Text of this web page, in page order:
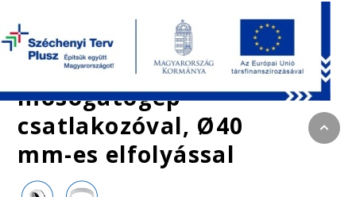
mosogatószifon,
túlfolyóval, két
leeresztőszeleppel,
mosogatógép
csatlakozóval, Ø40
mm-es elfolyással